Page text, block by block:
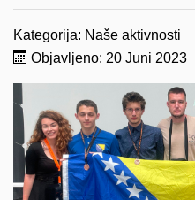
Kategorija: Naše aktivnosti
Objavljeno: 20 Juni 2023